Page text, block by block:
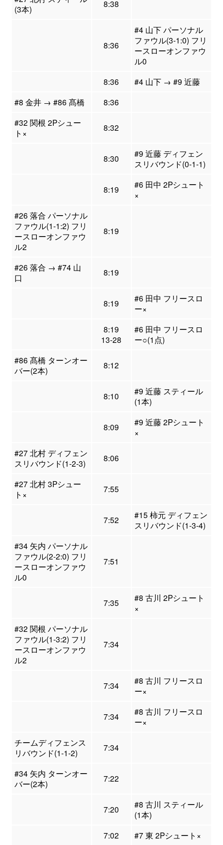
(3本)
8:38
8:36
#4 山下 パーソナル
ファウル(3-1:0) フリ
ースローオンファウ
ル0
8:36
#4 山下 → #9 近藤
#8 金井 → #86 髙橋
8:36
#32 関根 2Pシュー
ト×
8:32
8:30
#9 近藤 ディフェン
スリバウンド(0-1-1)
8:19
#6 田中 2Pシュート
×
#26 落合 パーソナル
ファウル(1-1:2) フリ
ースローオンファウ
ル2
8:19
#26 落合 → #74 山
口
8:19
8:19
#6 田中 フリースロ
ー×
8:19
13-28
#6 田中 フリースロ
ー○(1点)
#86 髙橋 ターンオー
バー(2本)
8:12
8:10
#9 近藤 スティール
(1本)
8:09
#9 近藤 2Pシュート
×
#27 北村 ディフェン
スリバウンド(1-2-3)
8:06
#27 北村 3Pシュー
ト×
7:55
7:52
#15 柿元 ディフェン
スリバウンド(1-3-4)
#34 矢内 パーソナル
ファウル(2-2:0) フリ
ースローオンファウ
ル0
7:51
7:35
#8 古川 2Pシュート
×
#32 関根 パーソナル
ファウル(1-3:2) フリ
ースローオンファウ
ル2
7:34
7:34
#8 古川 フリースロ
ー×
7:34
#8 古川 フリースロ
ー×
チームディフェンス
リバウンド(1-1-2)
7:34
#34 矢内 ターンオー
バー(2本)
7:22
7:20
#8 古川 スティール
(1本)
7:02
#7 東 2Pシュート×